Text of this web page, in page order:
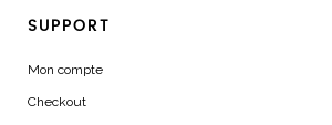
SUPPORT
Mon compte
Checkout